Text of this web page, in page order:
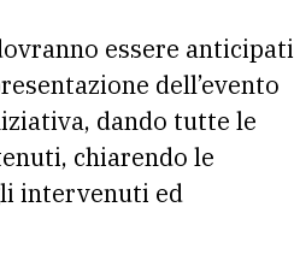
essere anticipati
dell’evento
dando tutte le
chiarendo le
intervenuti ed